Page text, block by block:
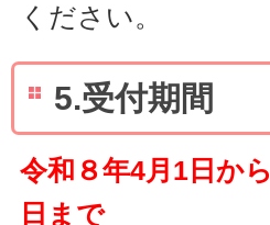
ください。
5.受付期間
令和８年4月1日か
日まで